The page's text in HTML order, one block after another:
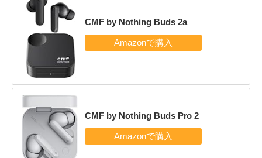
CMF by Nothing Buds 2a
CMF by Nothing Buds Pro 2